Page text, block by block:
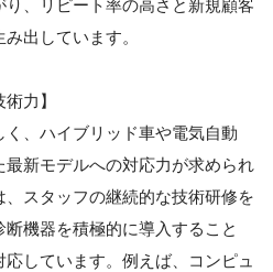
、リピート率の高さと新規顧客
出しています。
力】
、ハイブリッド車や電気自動
新モデルへの対応力が求められ
スタッフの継続的な技術研修を
機器を積極的に導入すること
しています。例えば、コンピュ